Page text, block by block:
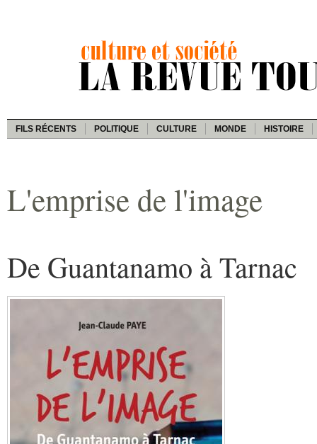
FILS RÉCENTS POLITIQUE CULTURE MONDE HISTOIRE
L'emprise de l'image
De Guantanamo à Tarnac